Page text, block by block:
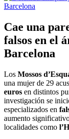
Cae una
falsos en el
Barcelona
Los Mossos
una mujer de 29
euros en distintos
investigación se
especializados en
aumento
localidades como